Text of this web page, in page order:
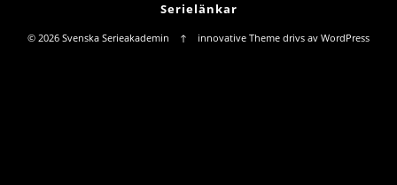
Serielänkar
© 2026Svenska Serieakademin ↑ innovative Theme drivs avWordPress